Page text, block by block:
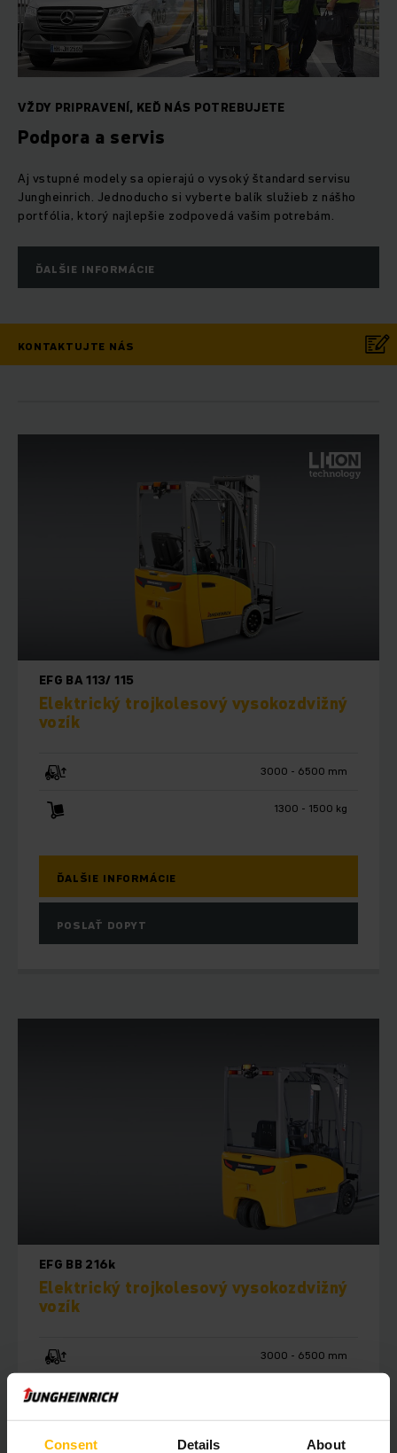
Consent Details About
VŽDY PRIPRAVENÍ, KEĎ NÁS POTREBUJETE
Podpora a servis
Aj vstupné modely sa opierajú o vysoký štandard servisu
Jungheinrich. Jednoducho si vyberte balík služieb z nášho
portfólia, ktorý najlepšie zodpovedá vašim potrebám.
ĎALŠIE INFORMÁCIE
KONTAKTUJTE NÁS
EFG BA 113/ 115
Elektrický trojkolesový vysokozdvižný
vozík
3000 - 6500 mm
1300 - 1500 kg
ĎALŠIE INFORMÁCIE
POSLAŤ DOPYT
EFG BB 216k
Elektrický trojkolesový vysokozdvižný
vozík
3000 - 6500 mm